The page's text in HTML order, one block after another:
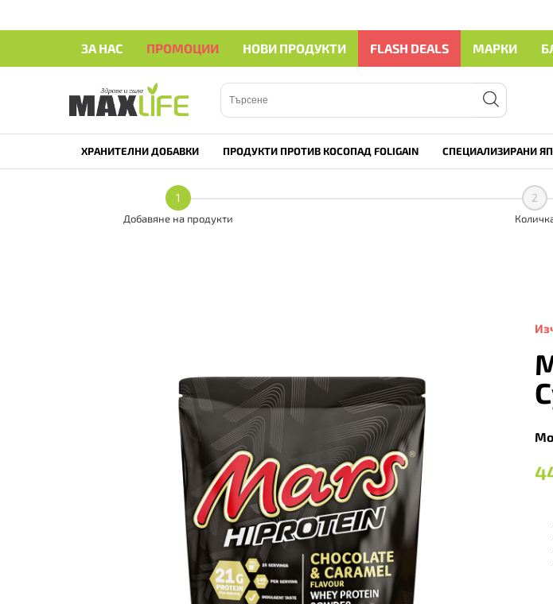
ЗА НАС ПРОМОЦИИ НОВИ ПРОДУКТИ FLASH DEALS МАРКИ
ХРАНИТЕЛНИ ДОБАВКИ ПРОДУКТИ ПРОТИВ КОСОПАД FOLIGAIN СПЕЦИАЛИЗИРАНИ
1
Добавяне на продукти
2